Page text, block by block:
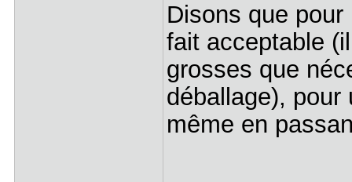
Disons que
fait acceptable
grosses que
déballage), pour
même en